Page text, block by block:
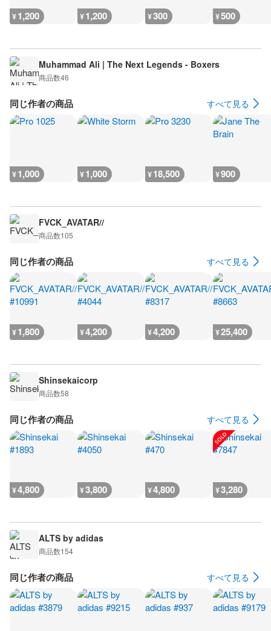
¥1,200 ¥1,200 ¥300 ¥500
Muhammad Ali | The Next Legends - Boxers
商品数46
同じ作者の商品 すべて見る
¥1,000 ¥1,000 ¥18,500 ¥900
FVCK_AVATAR//
商品数105
同じ作者の商品 すべて見る
¥1,800 ¥4,200 ¥4,200 ¥25,400
Shinsekaicorp
商品数58
同じ作者の商品 すべて見る
¥4,800 ¥3,800 ¥4,800 ¥3,280
ALTS by adidas
商品数154
同じ作者の商品 すべて見る